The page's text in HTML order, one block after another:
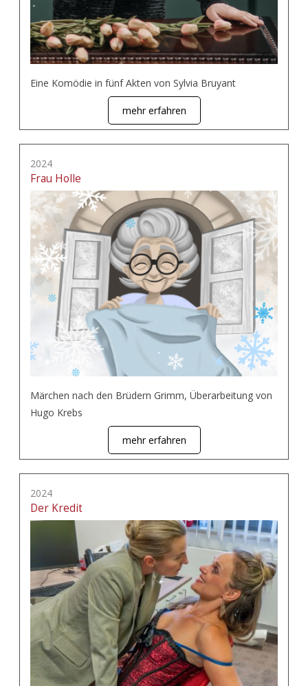
Eine Komödie in fünf Akten von Sylvia Bruyant
mehr erfahren
2024
Frau Holle
Märchen nach den Brüdern Grimm, Überarbeitung von
Hugo Krebs
mehr erfahren
2024
Der Kredit